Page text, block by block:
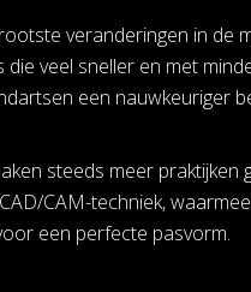
veranderingen in de
die veel sneller en met
een nauwkeuriger
steeds meer praktijken
CAM-techniek,
een perfecte pasvorm.